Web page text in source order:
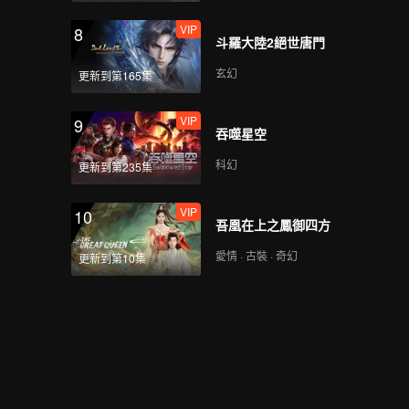
8
更新到第165集
VIP
斗羅大陸2絕世唐門
玄幻
9
更新到第235集
VIP
吞噬星空
科幻
10
更新到第10集
VIP
吾凰在上之鳳御四方
愛情 · 古裝 · 奇幻